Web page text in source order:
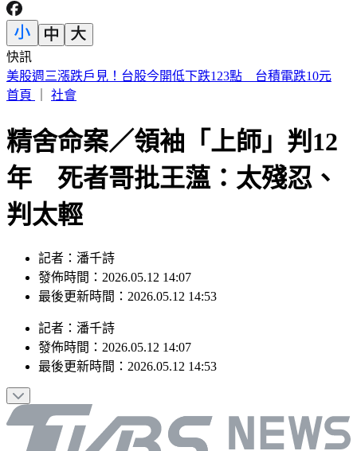
快訊
賴清德殺到台中！「8年總帳一次掀翻」 踩場開砲嗆爆盧秀
燕
精舍命案／領袖「上師」判12
年 死者哥批王薀：太殘忍、
判太輕
記者：潘千詩
發佈時間：2026.05.12 14:07
記者：潘千詩
發佈時間：2026.05.12 14:07